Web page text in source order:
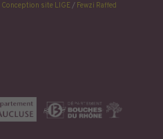
Conception site LIGE/ Fewzi Raffed